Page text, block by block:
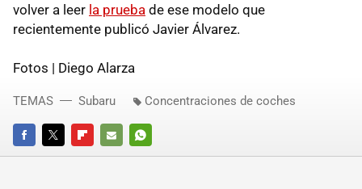
volver a leer la prueba de ese modelo que
recientemente publicó Javier Álvarez.
Fotos | Diego Alarza
FACEBOOKTWITTERFLIPBOARD
E-
WHATSAPP
TEMAS Subaru Concentraciones de coches